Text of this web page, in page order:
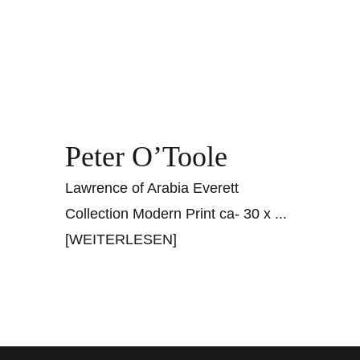
Peter O’Toole
Lawrence of Arabia Everett
Collection Modern Print ca- 30 x ...
[WEITERLESEN]